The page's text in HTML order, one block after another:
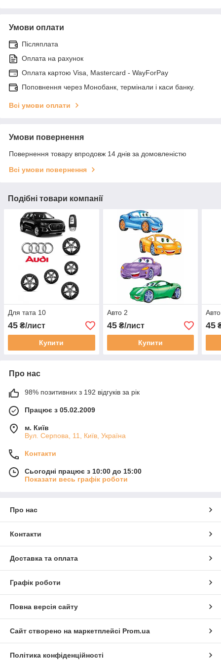
Умови оплати
Післяплата
Оплата на рахунок
Оплата картою Visa, Mastercard - WayForPay
Поповнення через Монобанк, термінали і каси банку.
Всі умови оплати
Умови повернення
Повернення товару впродовж 14 днів за домовленістю
Всі умови повернення
Подібні товари компанії
Для тата 10
45 ₴/лист
Купити
Авто 2
45₴/лист
Купити
45
Про нас
98% позитивних з 192 відгуків за рік
Працює з 05.02.2009
м. Київ
Вул. Серпова, 11, Київ, Україна
Контакти
Сьогодні працює з 10:00 до 15:00
Показати весь графік роботи
Про нас
Контакти
Доставка та оплата
Графік роботи
Повна версія сайту
Сайт створено на маркетплейсі Prom.ua
Політика конфіденційності